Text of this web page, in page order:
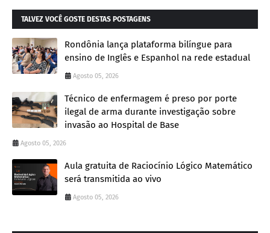
TALVEZ VOCÊ GOSTE DESTAS POSTAGENS
Rondônia lança plataforma bilíngue para
ensino de Inglês e Espanhol na rede estadual
Agosto 05, 2026
Técnico de enfermagem é preso por porte
ilegal de arma durante investigação sobre
invasão ao Hospital de Base
Agosto 05, 2026
Aula gratuita de Raciocínio Lógico Matemático
será transmitida ao vivo
Agosto 05, 2026